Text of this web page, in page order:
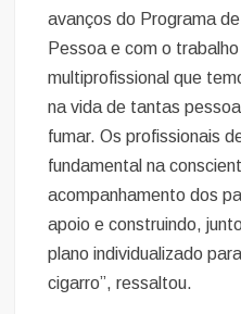
avanços do Programa
Pessoa e com o
multiprofissional que
na vida de tantas
fumar. Os profissionais
fundamental na
acompanhamento dos
apoio e construindo,
plano individualizado
cigarro”, ressaltou.